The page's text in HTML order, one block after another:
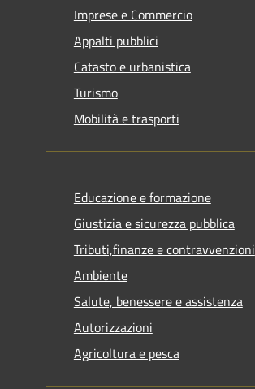
Imprese e Commercio
Appalti pubblici
Catasto e urbanistica
Turismo
Mobilità e trasporti
Educazione e formazione
Giustizia e sicurezza pubblica
Tributi,finanze e contravvenzioni
Ambiente
Salute, benessere e assistenza
Autorizzazioni
Agricoltura e pesca